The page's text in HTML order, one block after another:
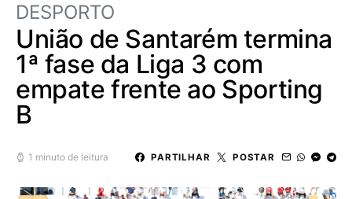
DESPORTO
União de Santarém termina
1ª fase da Liga 3 com
empate frente ao Sporting
B
1 minuto de leitura PARTILHAR POSTAR